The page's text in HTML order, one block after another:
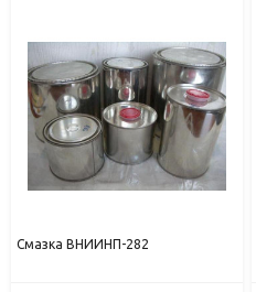
Смазка ВНИИНП-282